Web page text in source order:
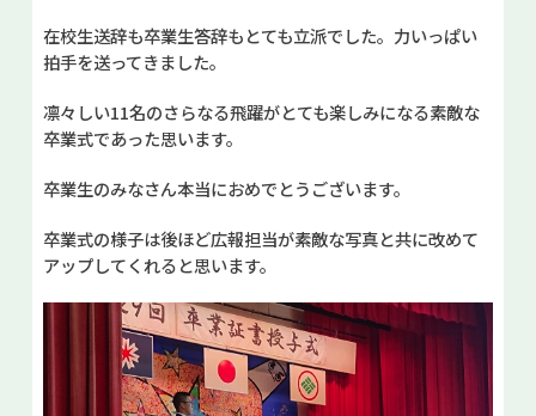
在校生送辞も卒業生答辞もとても立派でした。力いっぱい
拍手を送ってきました。
凛々しい11名のさらなる飛躍がとても楽しみになる素敵な
卒業式であった思います。
卒業生のみなさん本当におめでとうございます。
卒業式の様子は後ほど広報担当が素敵な写真と共に改めて
アップしてくれると思います。